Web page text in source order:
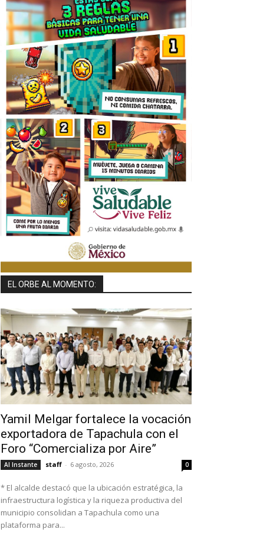
EL ORBE AL MOMENTO:
Yamil Melgar fortalece la vocación
exportadora de Tapachula con el
Foro “Comercializa por Aire”
Al Instante staff - 6 agosto, 2026 0
* El alcalde destacó que la ubicación estratégica, la
infraestructura logística y la riqueza productiva del
municipio consolidan a Tapachula como una
plataforma para...